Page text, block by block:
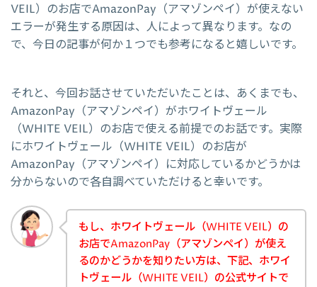
VEIL）のお店でAmazonPay（アマゾンペイ）が使えない
エラーが発生する原因は、人によって異なります。なの
で、今日の記事が何か１つでも参考になると嬉しいです。
それと、今回お話させていただいたことは、あくまでも、
AmazonPay（アマゾンペイ）がホワイトヴェール
（WHITE VEIL）のお店で使える前提でのお話です。実際
にホワイトヴェール（WHITE VEIL）のお店が
AmazonPay（アマゾンペイ）に対応しているかどうかは
分からないので各自調べていただけると幸いです。
もし、ホワイトヴェール（WHITE VEIL）の
お店でAmazonPay（アマゾンペイ）が使え
るのかどうかを知りたい方は、下記、ホワイ
トヴェール（WHITE VEIL）の公式サイトで